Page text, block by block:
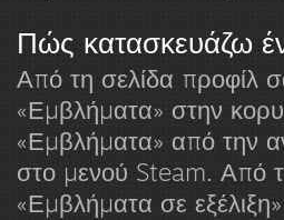
Πώς κατασκευάζω
Από τη σελίδα προφίλ
«Εμβλήματα» στην
«Εμβλήματα» από την
στο μενού Steam. Από
«Εμβλήματα σε